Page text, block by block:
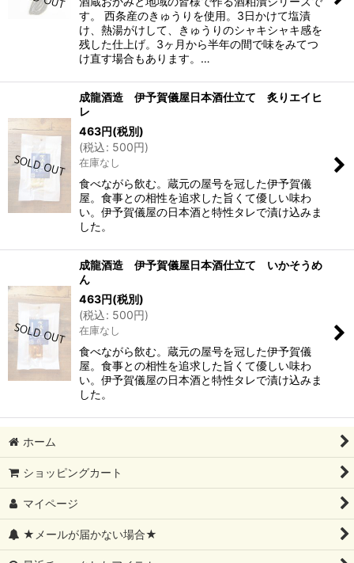
す。 西条産のきゅうりを使用。3日かけて塩漬
け、熱湯がけして、きゅうりのシャキシャキ感を
残した仕上げ。3ヶ月から半年の間で味をみてつ
け直す場合もあります。…
成龍酒造 伊予賀儀屋日本酒仕立て 炙りエイヒ
レ
463円(税別)
(税込: 500円)
在庫なし
食べながら飲む。蔵元の屋号を冠した伊予賀儀
屋。食事との相性を追求した旨くて優しい味わ
い。伊予賀儀屋の日本酒と特性タレで漬け込みま
した。
成龍酒造 伊予賀儀屋日本酒仕立て いかそうめ
ん
463円(税別)
(税込: 500円)
在庫なし
食べながら飲む。蔵元の屋号を冠した伊予賀儀
屋。食事との相性を追求した旨くて優しい味わ
い。伊予賀儀屋の日本酒と特性タレで漬け込みま
した。
ホーム
ショッピングカート
マイページ
★メールが届かない場合★